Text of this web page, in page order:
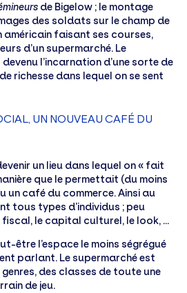
de Bigelow ; le montage
des soldats sur le champ de
américain faisant ses courses,
d’un supermarché. Le
l’incarnation d’une sorte de
richesse dans lequel on se sent
UN NOUVEAU CAFÉ DU
un lieu dans lequel on « fait
que le permettait (du moins
un café du commerce. Ainsi au
tous types d’individus ; peu
fiscal, le capital culturel, le look, …
être l’espace le moins ségrégué
parlant. Le supermarché est
des classes de toute une
de jeu.